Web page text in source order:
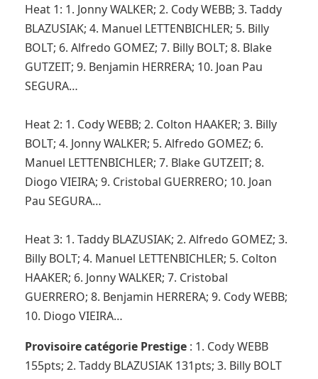
Heat 1: 1. Jonny WALKER; 2. Cody WEBB; 3. Taddy
BLAZUSIAK; 4. Manuel LETTENBICHLER; 5. Billy
BOLT; 6. Alfredo GOMEZ; 7. Billy BOLT; 8. Blake
GUTZEIT; 9. Benjamin HERRERA; 10. Joan Pau
SEGURA…
Heat 2: 1. Cody WEBB; 2. Colton HAAKER; 3. Billy
BOLT; 4. Jonny WALKER; 5. Alfredo GOMEZ; 6.
Manuel LETTENBICHLER; 7. Blake GUTZEIT; 8.
Diogo VIEIRA; 9. Cristobal GUERRERO; 10. Joan
Pau SEGURA…
Heat 3: 1. Taddy BLAZUSIAK; 2. Alfredo GOMEZ; 3.
Billy BOLT; 4. Manuel LETTENBICHLER; 5. Colton
HAAKER; 6. Jonny WALKER; 7. Cristobal
GUERRERO; 8. Benjamin HERRERA; 9. Cody WEBB;
10. Diogo VIEIRA…
Provisoire catégorie Prestige : 1. Cody WEBB
155pts; 2. Taddy BLAZUSIAK 131pts; 3. Billy BOLT